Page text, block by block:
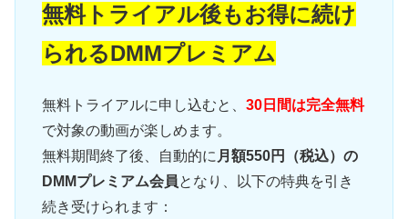
無料トライアル後もお得に続け
られるDMMプレミアム
無料トライアルに申し込むと、 30日間は完全無料
で対象の動画が楽しめます。
無料期間終了後、自動的に 月額550円（税込）の
DMMプレミアム会員となり、以下の特典を引き
続き受けられます：